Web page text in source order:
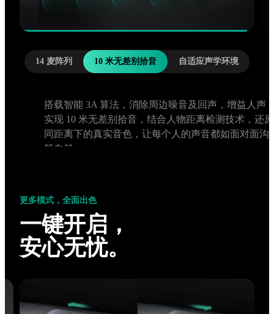
14 麦阵列 10 米无差别拾音 自适应声学环境
内置 AI 音频算法，可自动识别会议室声学环境，匹配
对应的降噪和去混响参数，带来量身定制的音频体验
更多模式，全面出色
一键开启，
安心无忧。